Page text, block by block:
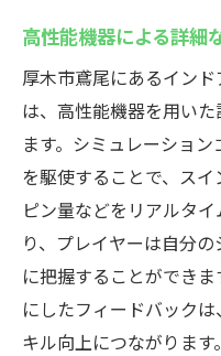
高性能機器による詳細
厚木市鳶尾にあるインド
は、高性能機器を用い
ます。シミュレーショ
を駆使することで、ス
ピン量などをリアルタ
り、プレイヤーは自分
に把握することができ
にしたフィードバック
キル向上につながりま